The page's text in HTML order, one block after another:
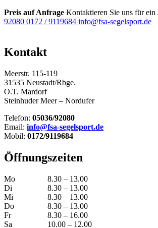
Preis auf Anfrage Kontaktieren Sie uns für ein
92080 0172 / 9119684 info@fsa-segelsport.de
Kontakt
Meerstr. 115-119
31535 Neustadt/Rbge.
O.T. Mardorf
Steinhuder Meer – Nordufer
Telefon: 05036/92080
Email: info@fsa-segelsport.de
Mobil: 0172/9119684
Öffnungszeiten
Mo
8.30 – 13.00
Di
8.30 – 13.00
Mi
8.30 – 13.00
Do
8.30 – 13.00
Fr
8.30 – 16.00
Sa
10.00 – 12.00